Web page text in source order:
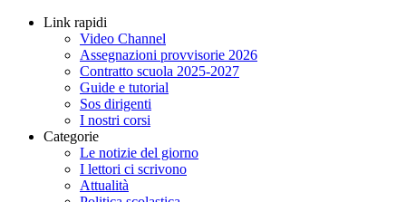
Link rapidi
Video Channel
Assegnazioni provvisorie 2026
Contratto scuola 2025-2027
Guide e tutorial
Sos dirigenti
I nostri corsi
Categorie
Le notizie del giorno
I lettori ci scrivono
Attualità